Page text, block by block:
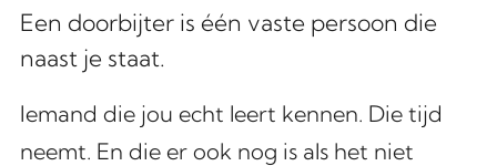
Een doorbijter is één vaste persoon die
naast je staat.
Iemand die jou echt leert kennen. Die tijd
neemt. En die er ook nog is als het niet